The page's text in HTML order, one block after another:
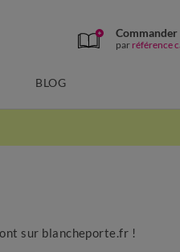
Commander
par référence
BLOG
sur blancheporte.fr !